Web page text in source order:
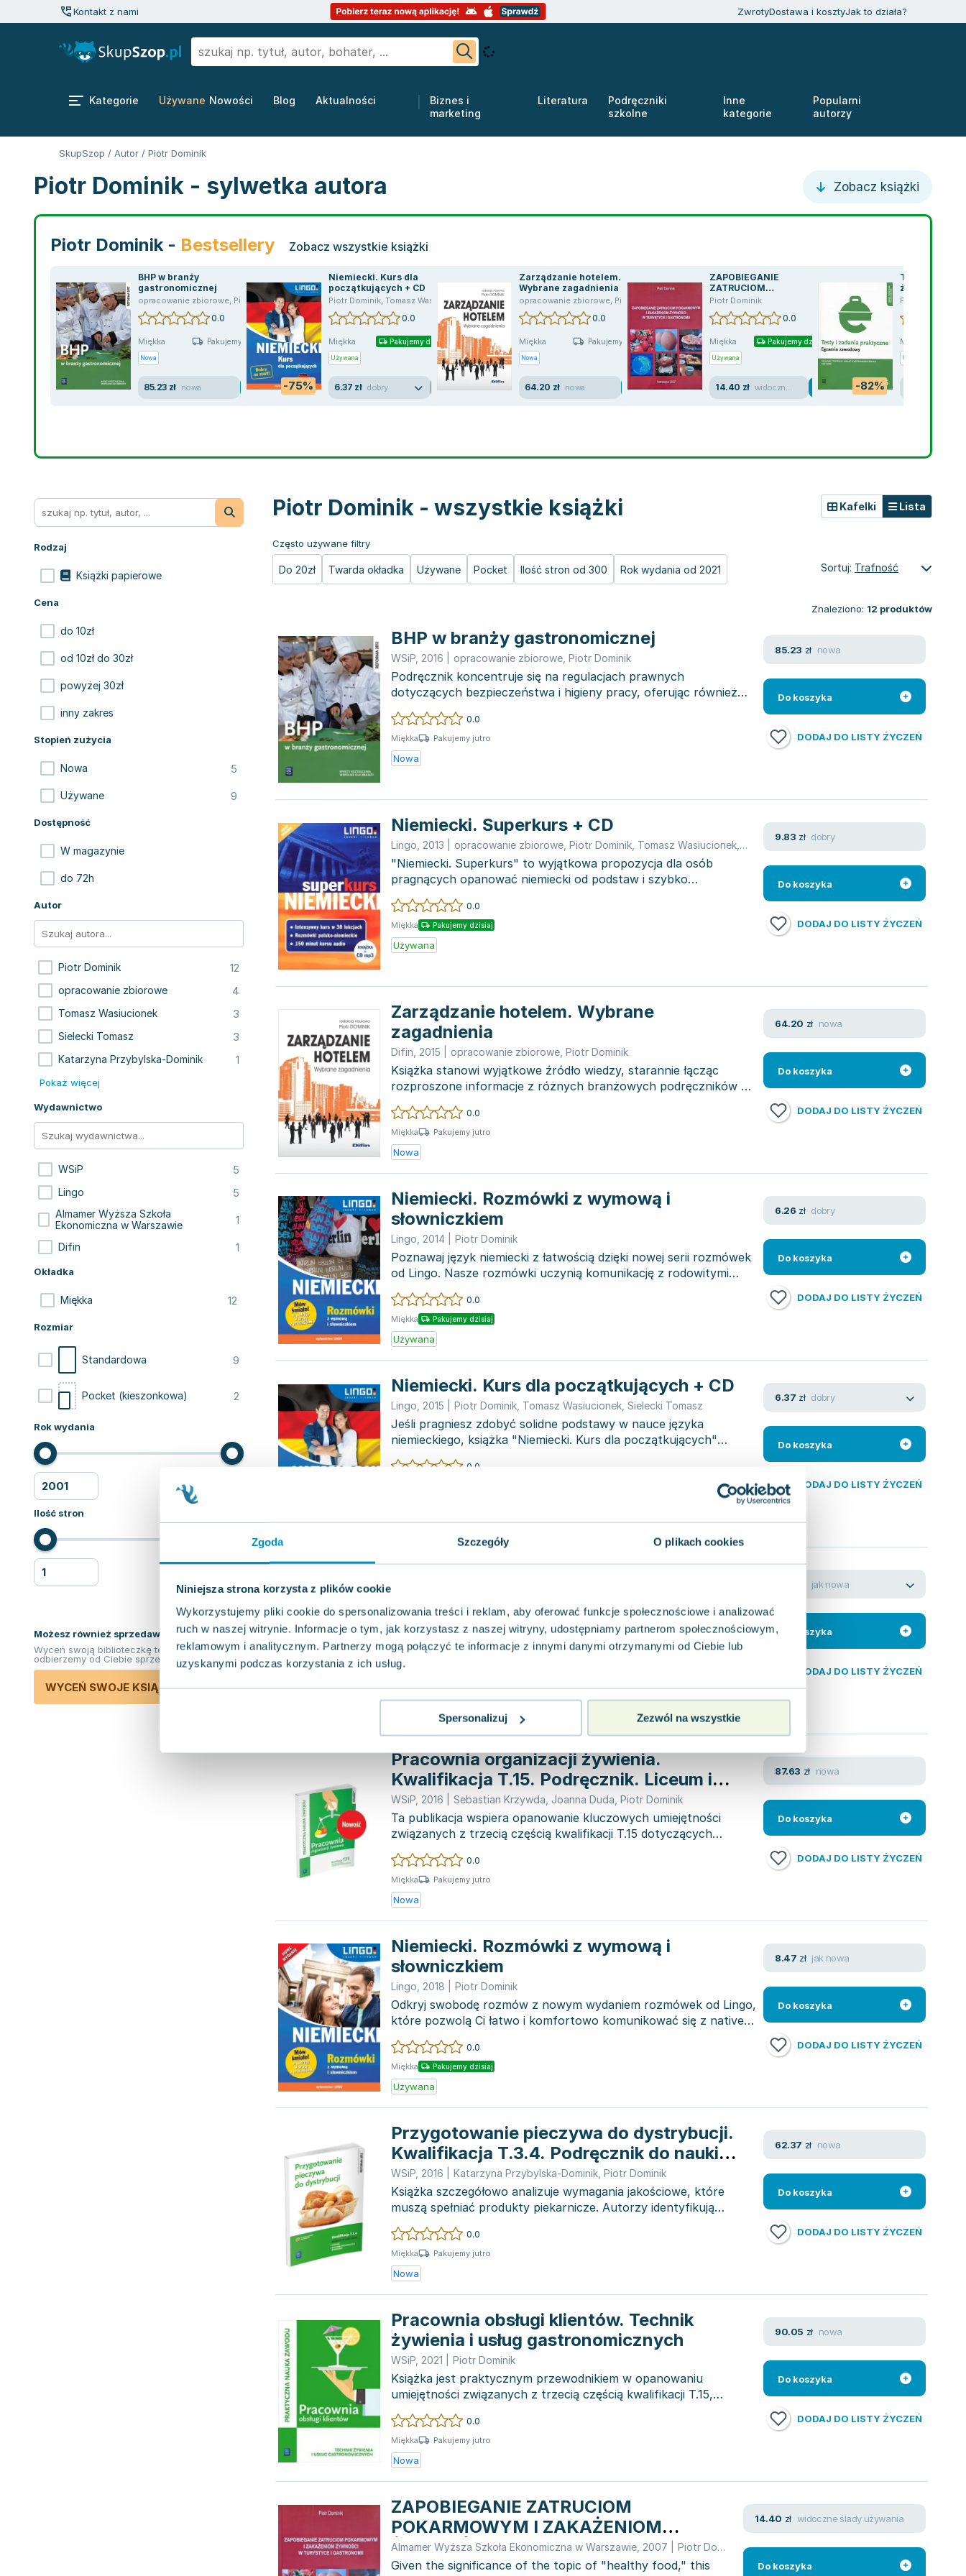
Zgoda Szczegóły O plikach cookies
Niniejsza strona korzysta z plików cookie
Wykorzystujemy pliki cookie do spersonalizowania treści i reklam, aby oferować funkcje społecznościowe i analizować
ruch w naszej witrynie. Informacje o tym, jak korzystasz z naszej witryny, udostępniamy partnerom społecznościowym,
reklamowym i analitycznym. Partnerzy mogą połączyć te informacje z innymi danymi otrzymanymi od Ciebie lub
uzyskanymi podczas korzystania z ich usług.
Spersonalizuj Zezwól na wszystkie
Kontakt z nami ZwrotyDostawa i kosztyJak to działa?
Kategorie Używane Nowości Blog Aktualności
Biznes i
marketing
Literatura
Podręczniki
szkolne
Inne
kategorie
Popularni
autorzy
SkupSzop / Autor / Piotr Dominik
Piotr Dominik - sylwetka autora Zobacz książki
Piotr Dominik - Bestsellery Zobacz wszystkie książki
BHP w branży
gastronomicznej
opracowanie zbiorowe, Piotr Dominik
0.0
Miękka Pakujemy jutro
Nowa
85.23 zł nowa -75%
Niemiecki. Kurs dla
początkujących + CD
Piotr Dominik, Tomasz Wasiucionek ,Sielecki Tomasz
0.0
Miękka Pakujemy dzisiaj
Używana
6.37 zł dobry
Zarządzanie hotelem.
Wybrane zagadnienia
opracowanie zbiorowe, Piotr Dominik
0.0
Miękka Pakujemy jutro
Nowa
64.20 zł nowa
ZAPOBIEGANIE
ZATRUCIOM
POKARMOWYM I
ZAKAŻENIOM ŻYWNOŚCI
W TURYSTYCE I
Piotr Dominik
0.0
Miękka Pakujemy dzisiaj
Używana
14.40 zł -82%
Testy i zad.
żywienia...
Piotr Dominik
Miękka
Rodzaj
Książki papierowe
Cena
do 10zł
od 10zł do 30zł
powyżej 30zł
inny zakres
Stopień zużycia
Nowa 5
Używane 9
Dostępność
W magazynie
do 72h
Autor
Piotr Dominik 12
opracowanie zbiorowe 4
Tomasz Wasiucionek 3
Sielecki Tomasz 3
Katarzyna Przybylska-Dominik 1
Pokaż więcej
Wydawnictwo
WSiP 5
Lingo 5
Almamer Wyższa Szkoła
Ekonomiczna w Warszawie
1
Difin 1
Okładka
Miękka 12
Rozmiar
Standardowa 9
Pocket (kieszonkowa) 2
Rok wydania
Ilość stron
Możesz również sprzedawać ksiązki!
Wyceń swoją biblioteczkę teraz. Odkupimy i
odbierzemy od Ciebie sprzedane książki.
WYCEŃ SWOJE KSIĄŻKI
Piotr Dominik - wszystkie książki
Często używane filtry
Do 20zł Twarda okładka Używane Pocket Ilość stron od 300 Rok wydania od 2021
Kafelki Lista
Sortuj: Trafność
Znaleziono: 12 produktów
BHP w branży gastronomicznej
WSiP 2016 opracowanie zbiorowe Piotr Dominik
Podręcznik koncentruje się na regulacjach prawnych
dotyczących bezpieczeństwa i higieny pracy, oferując również
szczegółowy wgląd...
0.0
Miękka Pakujemy jutro
Nowa
85.23 zł nowa
Do koszyka
DODAJ DO LISTY ŻYCZEŃ
Niemiecki. Superkurs + CD
Lingo 2013 opracowanie zbiorowe Piotr Dominik Tomasz Wasiucionek Sielecki Tomasz
"Niemiecki. Superkurs" to wyjątkowa propozycja dla osób
pragnących opanować niemiecki od podstaw i szybko
wykorzystać go w codzien...
0.0
Miękka Pakujemy dzisiaj
Używana
9.83 zł dobry
Do koszyka
DODAJ DO LISTY ŻYCZEŃ
Zarządzanie hotelem. Wybrane
zagadnienia
Difin 2015 opracowanie zbiorowe Piotr Dominik
Książka stanowi wyjątkowe źródło wiedzy, starannie łącząc
rozproszone informacje z różnych branżowych podręczników w
jeden, spójny...
0.0
Miękka Pakujemy jutro
Nowa
64.20 zł nowa
Do koszyka
DODAJ DO LISTY ŻYCZEŃ
Niemiecki. Rozmówki z wymową i
słowniczkiem
Lingo 2014 Piotr Dominik
Poznawaj język niemiecki z łatwością dzięki nowej serii rozmówek
od Lingo. Nasze rozmówki uczynią komunikację z rodowitymi
Niemcam...
0.0
Miękka Pakujemy dzisiaj
Używana
6.26 zł dobry
Do koszyka
DODAJ DO LISTY ŻYCZEŃ
Niemiecki. Kurs dla początkujących + CD
Lingo 2015 Piotr Dominik Tomasz Wasiucionek Sielecki Tomasz
Jeśli pragniesz zdobyć solidne podstawy w nauce języka
niemieckiego, książka "Niemiecki. Kurs dla początkujących"
wydawnictwa Ling...
0.0
6.37 zł dobry
Do koszyka
DODAJ DO LISTY ŻYCZEŃ
Lingo,2021| opracowanie zbiorowe,Piotr Dominik,Tomasz Wasiucionek, Sielecki Tomasz
Jeżeli poszukujesz książki, która ułatwi Ci naukę podstaw języka
niemieckiego, to "Niemiecki. Kurs dla początkujących" od
wydawnic...
Wyprzedaż
jak nowa
Do koszyka
DODAJ DO LISTY ŻYCZEŃ
Pracownia organizacji żywienia.
Kwalifikacja T.15. Podręcznik. Liceum i
technikum
WSiP 2016 Sebastian Krzywda Joanna Duda Piotr Dominik
Ta publikacja wspiera opanowanie kluczowych umiejętności
związanych z trzecią częścią kwalifikacji T.15 dotyczących
planowania i r...
0.0
Miękka Pakujemy jutro
Nowa
87.63 zł nowa
Do koszyka
DODAJ DO LISTY ŻYCZEŃ
Niemiecki. Rozmówki z wymową i
słowniczkiem
Lingo 2018 Piotr Dominik
Odkryj swobodę rozmów z nowym wydaniem rozmówek od Lingo,
które pozwolą Ci łatwo i komfortowo komunikować się z native
speakerami...
0.0
Miękka Pakujemy dzisiaj
Używana
8.47 zł jak nowa
Do koszyka
DODAJ DO LISTY ŻYCZEŃ
Przygotowanie pieczywa do dystrybucji.
Kwalifikacja T.3.4. Podręcznik do nauki
zawodu piekarz, technik technologii
żywności. Szkoła ponadgimnazjalna
WSiP 2016 Katarzyna Przybylska-Dominik Piotr Dominik
Książka szczegółowo analizuje wymagania jakościowe, które
muszą spełniać produkty piekarnicze. Autorzy identyfikują
technologiczne...
0.0
Miękka Pakujemy jutro
Nowa
62.37 zł nowa
Do koszyka
DODAJ DO LISTY ŻYCZEŃ
Pracownia obsługi klientów. Technik
żywienia i usług gastronomicznych
WSiP 2021 Piotr Dominik
Książka jest praktycznym przewodnikiem w opanowaniu
umiejętności związanych z trzecią częścią kwalifikacji T.15,
dotyczącą planowa...
0.0
Miękka Pakujemy jutro
Nowa
90.05 zł nowa
Do koszyka
DODAJ DO LISTY ŻYCZEŃ
ZAPOBIEGANIE ZATRUCIOM
POKARMOWYM I ZAKAŻENIOM
ŻYWNOŚCI W TURYSTYCE I
GASTRONOMII
Almamer Wyższa Szkoła Ekonomiczna w Warszawie 2007 Piotr Dominik
Given the significance of the topic of "healthy food," this
14.40 zł widoczne ślady używania
Do koszyka